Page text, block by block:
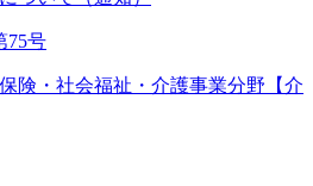
75号
険・社会福祉・介護事業分野【介